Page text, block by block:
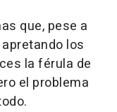
que, pese a
los
la férula de
el problema